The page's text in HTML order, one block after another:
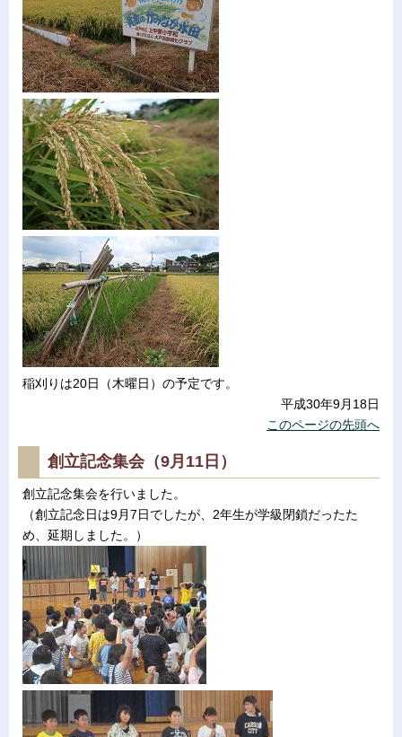
稲刈りは20日（木曜日）の予定です。
平成30年9月18日
このページの先頭へ
創立記念集会（9月11日）
創立記念集会を行いました。
（創立記念日は9月7日でしたが、2年生が学級閉鎖だったた
め、延期しました。）